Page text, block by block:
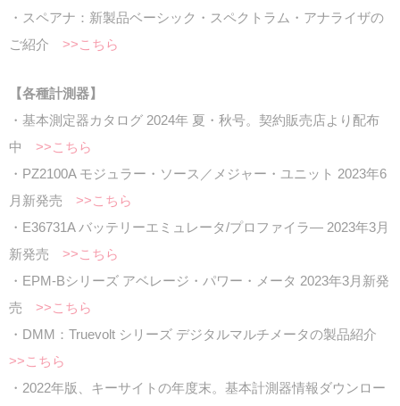
・スペアナ：新製品ベーシック・スペクトラム・アナライザの
ご紹介 >>こちら
【各種計測器】
・基本測定器カタログ 2024年 夏・秋号。契約販売店より配布
中 >>こちら
・PZ2100A モジュラー・ソース／メジャー・ユニット 2023年6
月新発売 >>こちら
・E36731A バッテリーエミュレータ/プロファイラ― 2023年3月
新発売 >>こちら
・EPM-Bシリーズ アベレージ・パワー・メータ 2023年3月新発
売 >>こちら
・DMM：Truevolt シリーズ デジタルマルチメータの製品紹介
>>こちら
・2022年版、キーサイトの年度末。基本計測器情報ダウンロー